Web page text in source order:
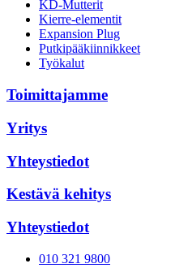
KD-Mutterit
Kierre-elementit
Expansion Plug
Putkipääkiinnikkeet
Työkalut
Toimittajamme
Yritys
Yhteystiedot
Kestävä kehitys
Yhteystiedot
010 321 9800